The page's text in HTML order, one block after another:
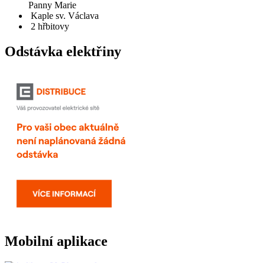
Panny Marie
Kaple sv. Václava
2 hřbitovy
Odstávka elektřiny
Mobilní aplikace